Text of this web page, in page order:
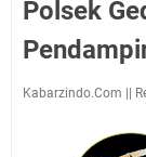
Polsek
Kabarzindo.Com ||